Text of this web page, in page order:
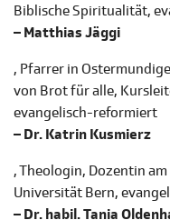
Biblische Spiritualität,
– Matthias Jäggi
, Pfarrer in
von Brot für alle,
evangelisch-reformiert
– Dr. Katrin Kusmierz
, Theologin, Dozentin
Universität Bern,
– Dr. habil. Tania